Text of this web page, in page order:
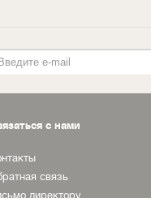
с нами
связь
директору